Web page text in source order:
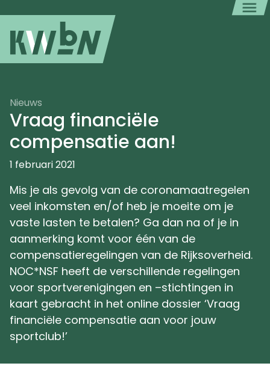
Nieuws
Vraag financiële
compensatie aan!
1 februari 2021
Mis je als gevolg van de coronamaatregelen
veel inkomsten en/of heb je moeite om je
vaste lasten te betalen? Ga dan na of je in
aanmerking komt voor één van de
compensatieregelingen van de Rijksoverheid.
NOC*NSF heeft de verschillende regelingen
voor sportverenigingen en –stichtingen in
kaart gebracht in het online dossier ‘Vraag
financiële compensatie aan voor jouw
sportclub!’